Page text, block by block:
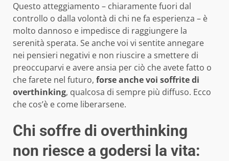
Questo atteggiamento – chiaramente fuori dal
controllo o dalla volontà di chi ne fa esperienza – è
molto dannoso e impedisce di raggiungere la
serenità sperata. Se anche voi vi sentite annegare
nei pensieri negativi e non riuscire a smettere di
preoccuparvi e avere ansia per ciò che avete fatto o
che farete nel futuro, forse anche voi soffrite di
overthinking, qualcosa di sempre più diffuso. Ecco
che cos’è e come liberarsene.
Chi soffre di overthinking
non riesce a godersi la vita: